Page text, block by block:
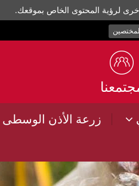
لرؤية المحتوى الخاص بموقعك.
| زرعة الأذن الوسطى